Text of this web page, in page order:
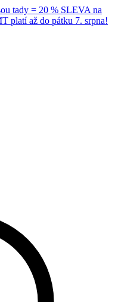
tady = 20 % SLEVA na
platí až do pátku 7. srpna!